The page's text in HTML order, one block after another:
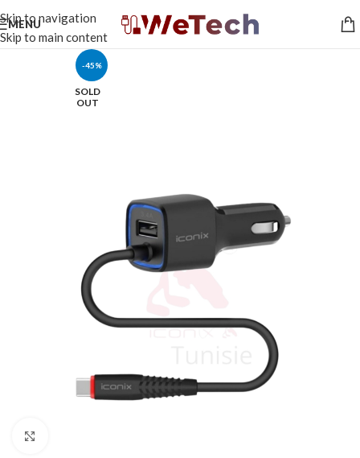
Skip to navigation
Skip to main content
MENU
-45%
SOLD
OUT